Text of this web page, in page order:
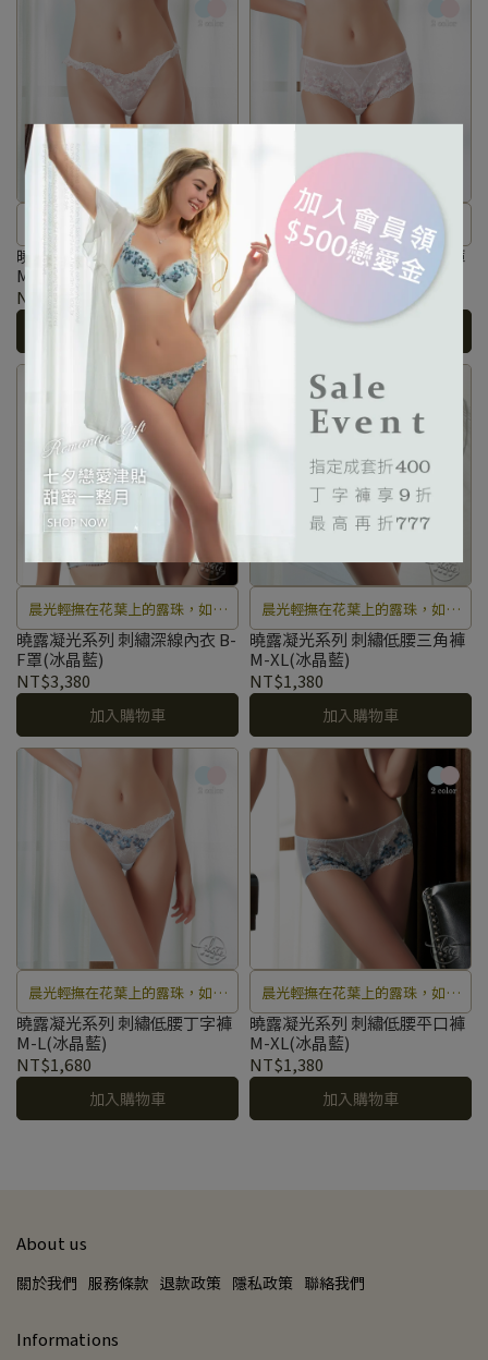
晨光輕撫在花葉上的露珠，如精
靈般在花海中跳躍閃爍著獨特魅
力。
曉露凝光系列 刺繡低腰丁字褲
M-L(霓光粉)
NT$1,680
加入購物車
晨光輕撫在花葉上的露珠，如精
靈般在花海中跳躍閃爍著獨特魅
曉露凝光系列 刺繡低腰平口褲
M-XL(霓光粉)
NT$1,380
加入購物車
晨光輕撫在花葉上的露珠，如精
靈般在花海中跳躍閃爍著獨特魅
曉露凝光系列 刺繡深線內衣 B-
F罩(冰晶藍)
NT$3,380
加入購物車
晨光輕撫在花葉上的露珠，如精
靈般在花海中跳躍閃爍著獨特魅
力。
曉露凝光系列 刺繡低腰三角褲
M-XL(冰晶藍)
NT$1,380
加入購物車
晨光輕撫在花葉上的露珠，如精
靈般在花海中跳躍閃爍著獨特魅
曉露凝光系列 刺繡低腰丁字褲
M-L(冰晶藍)
NT$1,680
加入購物車
晨光輕撫在花葉上的露珠，如精
靈般在花海中跳躍閃爍著獨特魅
力。
曉露凝光系列 刺繡低腰平口褲
M-XL(冰晶藍)
NT$1,380
加入購物車
About us
關於我們 服務條款 退款政策 隱私政策 聯絡我們
Informations